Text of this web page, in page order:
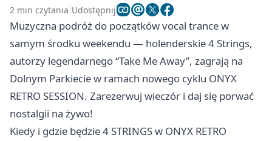
2 min czytania Udostępnij
Muzyczna podróż do początków vocal trance w
samym środku weekendu — holenderskie 4 Strings,
autorzy legendarnego “Take Me Away”, zagrają na
Dolnym Parkiecie w ramach nowego cyklu ONYX
RETRO SESSION. Zarezerwuj wieczór i daj się porwać
nostalgii na żywo!
Kiedy i gdzie będzie 4 STRINGS w ONYX RETRO